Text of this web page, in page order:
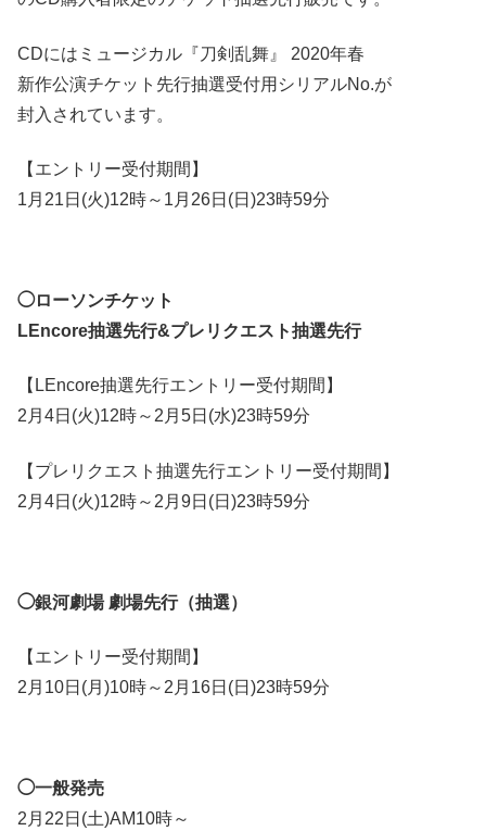
CDにはミュージカル『刀剣乱舞』 2020年春
新作公演チケット先行抽選受付用シリアルNo.が
封入されています。
【エントリー受付期間】
1月21日(火)12時～1月26日(日)23時59分
◯ローソンチケット
LEncore抽選先行&プレリクエスト抽選先行
【LEncore抽選先行エントリー受付期間】
2月4日(火)12時～2月5日(水)23時59分
【プレリクエスト抽選先行エントリー受付期間】
2月4日(火)12時～2月9日(日)23時59分
◯銀河劇場 劇場先行（抽選）
【エントリー受付期間】
2月10日(月)10時～2月16日(日)23時59分
◯一般発売
2月22日(土)AM10時～